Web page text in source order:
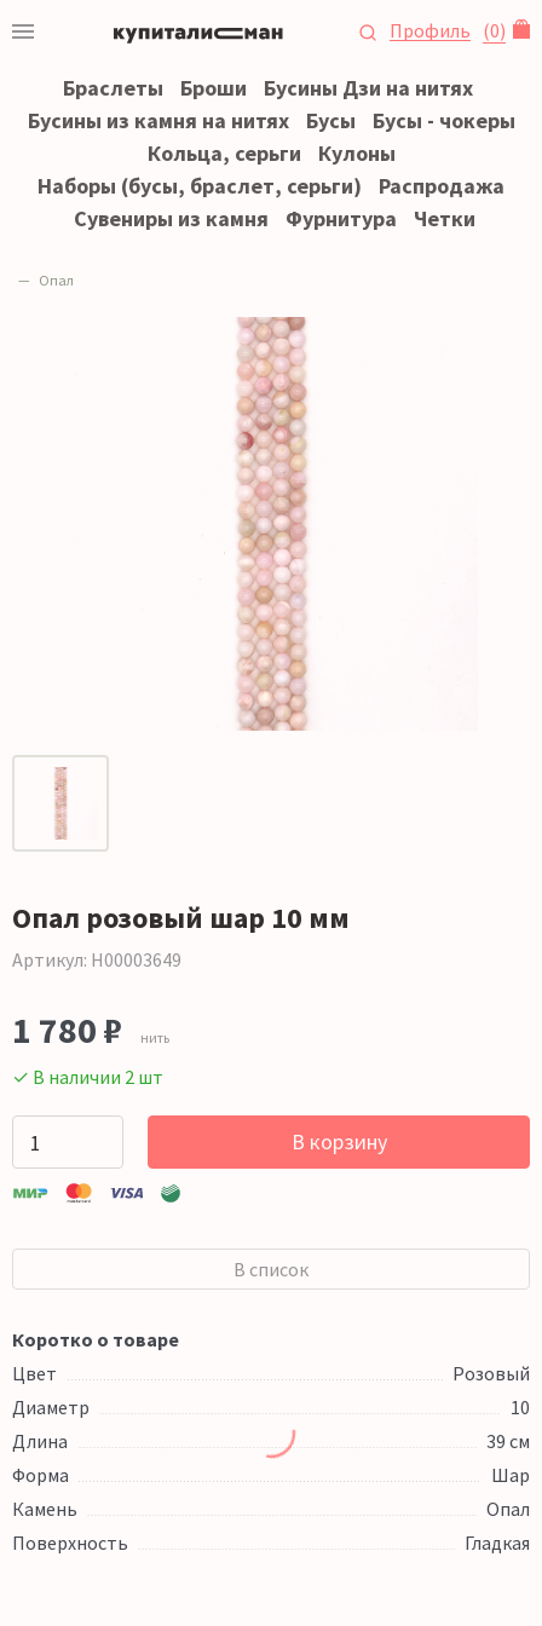
Профиль (0)
Браслеты Броши
Бусины Дзи на нитях
Бусины из камня на нитях
Бусы
Бусы - чокеры
Кольца, серьги
Кулоны
Наборы (бусы, браслет, серьги)
Распродажа
Сувениры из камня
Фурнитура Четки
Опал
Опал розовый шар 10 мм
Артикул: Н00003649
1 780 ₽ нить
✓ В наличии 2 шт
В корзину
В список
Коротко о товаре
Цвет
Розовый
Диаметр
10
Длина
39 см
Форма
Шар
Камень
Опал
Поверхность
Гладкая